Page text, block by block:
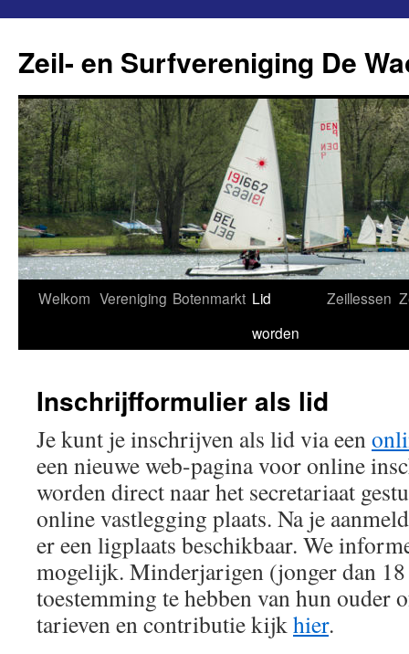
de
inhoud
Zeil- en Surfvereniging De
Welkom Vereniging Botenmarkt Lid
worden
Zeillessen
Inschrijfformulier als lid
Je kunt je inschrijven als lid via een
een nieuwe web-pagina voor online
worden direct naar het secretariaat
online vastlegging plaats. Na je
er een ligplaats beschikbaar. We
mogelijk. Minderjarigen (jonger dan
toestemming te hebben van hun ouder
tarieven en contributie kijkhier.